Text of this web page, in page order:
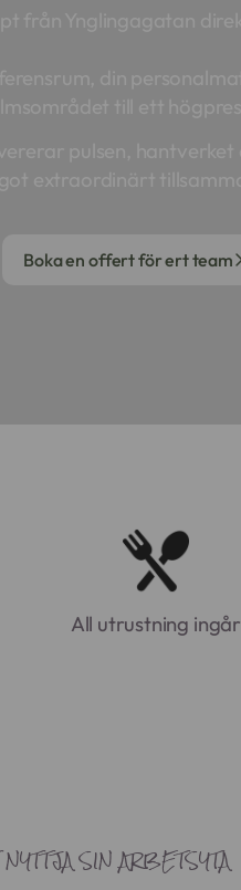
Boka en offert för ert team
All utrustning ingår
SIN ARBETSYTA